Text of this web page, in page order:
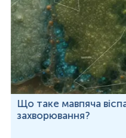
Що таке мавпяча
захворювання?